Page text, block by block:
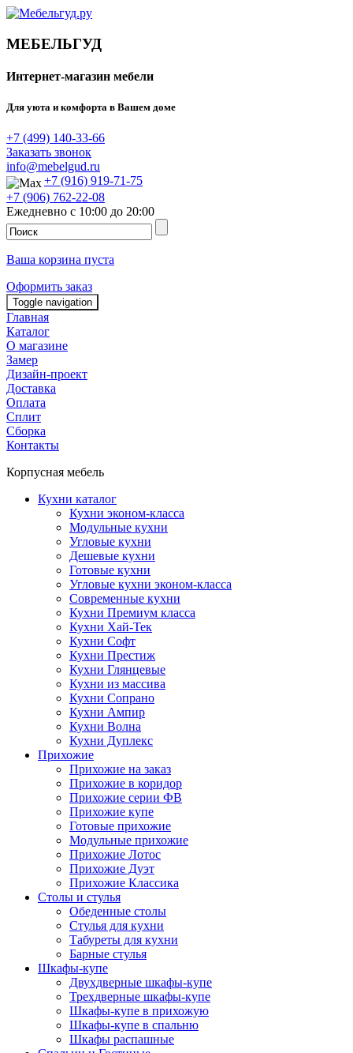
МЕБЕЛЬГУД
Интернет-магазин мебели
Для уюта и комфорта в Вашем доме
+7 (499) 140-33-66
Заказать звонок
info@mebelgud.ru
+7 (916) 919-71-75
+7 (906) 762-22-08
Ежедневно с 10:00 до 20:00
Ваша корзина пуста
Оформить заказ
Toggle navigation
Главная
Каталог
О магазине
Замер
Дизайн-проект
Доставка
Оплата
Сплит
Сборка
Контакты
Корпусная мебель
Кухни каталог
Кухни эконом-класса
Модульные кухни
Угловые кухни
Дешевые кухни
Готовые кухни
Угловые кухни эконом-класса
Современные кухни
Кухни Премиум класса
Кухни Хай-Тек
Кухни Софт
Кухни Престиж
Кухни Глянцевые
Кухни из массива
Кухни Сопрано
Кухни Ампир
Кухни Волна
Кухни Дуплекс
Прихожие
Прихожие на заказ
Прихожие в коридор
Прихожие серии ФВ
Прихожие купе
Готовые прихожие
Модульные прихожие
Прихожие Лотос
Прихожие Дуэт
Прихожие Классика
Столы и стулья
Обеденные столы
Стулья для кухни
Табуреты для кухни
Барные стулья
Шкафы-купе
Двухдверные шкафы-купе
Трехдверные шкафы-купе
Шкафы-купе в прихожую
Шкафы-купе в спальню
Шкафы распашные